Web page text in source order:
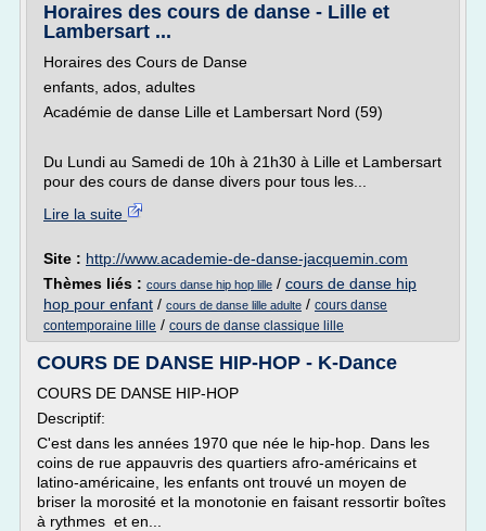
Horaires des cours de danse - Lille et
Lambersart ...
Horaires des Cours de Danse
enfants, ados, adultes
Académie de danse Lille et Lambersart Nord (59)
Du Lundi au Samedi de 10h à 21h30 à Lille et Lambersart
pour des cours de danse divers pour tous les...
Lire la suite
Site : http://www.academie-de-danse-jacquemin.com
Thèmes liés : cours danse hip hop lille / cours de danse hip
hop pour enfant / cours de danse lille adulte / cours danse
contemporaine lille / cours de danse classique lille
COURS DE DANSE HIP-HOP - K-Dance
COURS DE DANSE HIP-HOP
Descriptif:
C'est dans les années 1970 que née le hip-hop. Dans les
coins de rue appauvris des quartiers afro-américains et
latino-américaine, les enfants ont trouvé un moyen de
briser la morosité et la monotonie en faisant ressortir boîtes
à rythmes et en...